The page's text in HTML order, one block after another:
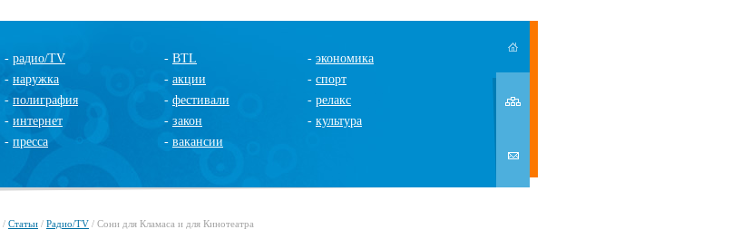
- радио/TV
- наружка
- полиграфия
- интернет
- пресса
- BTL
- акции
- фестивали
- закон
- вакансии
- экономика
- спорт
- релакс
- культура
/ Статьи / Радио/TV / Сони для Кламаса и для Кинотеатра